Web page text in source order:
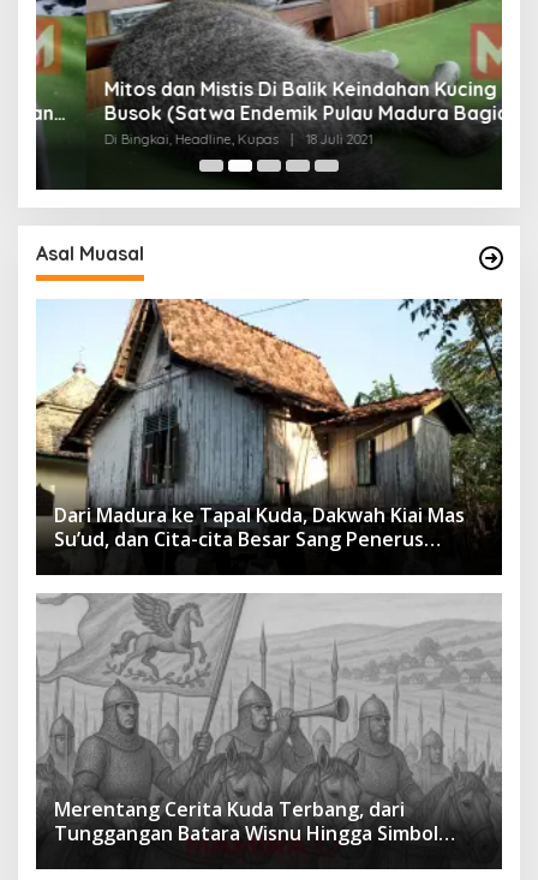
Mitos dan Mistis Di Balik Keindahan Kucing
Busok (Satwa Endemik Pulau Madura Bagian
Di Bingkai, Headline, Kupas | 18 Juli 2021
Asal Muasal
Dari Madura ke Tapal Kuda, Dakwah Kiai Mas
Su’ud, dan Cita-cita Besar Sang Penerus
Merentang Cerita Kuda Terbang, dari
Tunggangan Batara Wisnu Hingga Simbol